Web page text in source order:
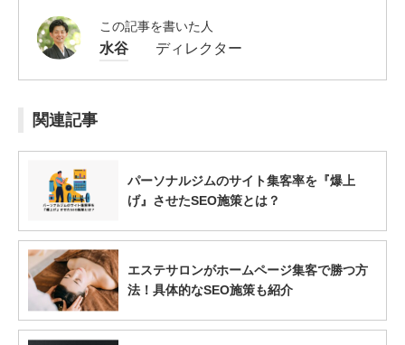
この記事を書いた人
水谷 ディレクター
関連記事
パーソナルジムのサイト集客率を『爆上
げ』させたSEO施策とは？
エステサロンがホームページ集客で勝つ方
法！具体的なSEO施策も紹介